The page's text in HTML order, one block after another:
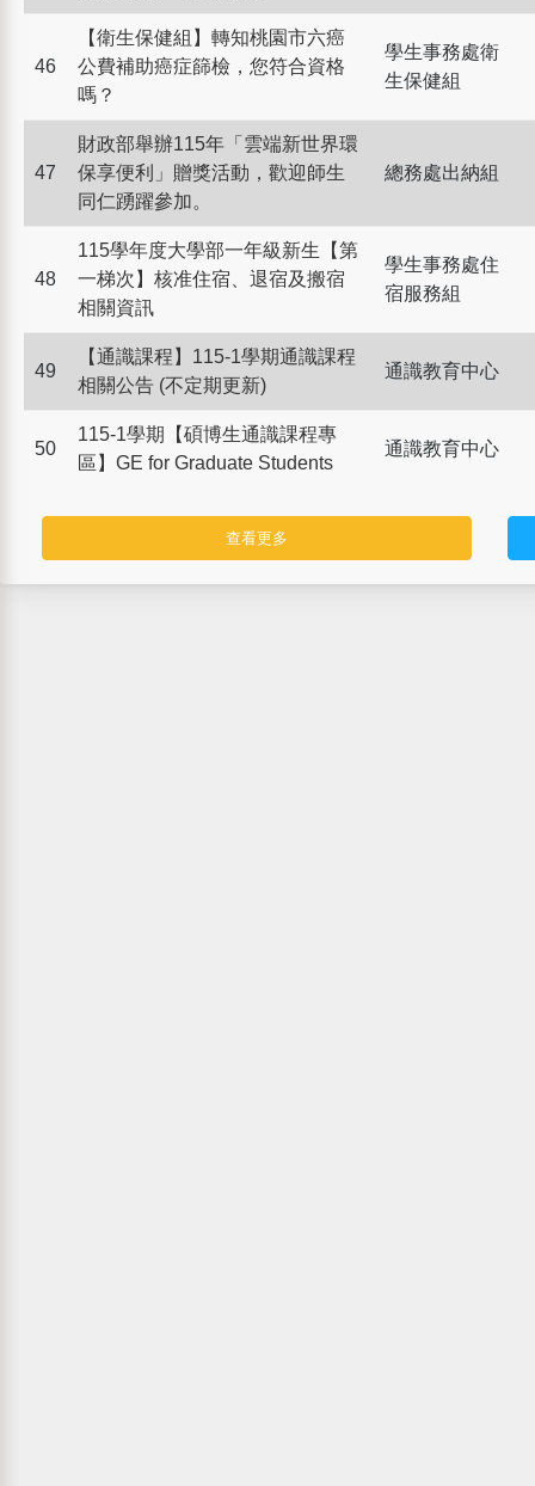
46
【衛生保健組】轉知桃園市六癌
公費補助癌症篩檢，您符合資格
嗎？
學生事務處衛
生保健組
47
財政部舉辦115年「雲端新世界環
保享便利」贈獎活動，歡迎師生
同仁踴躍參加。
總務處出納組
48
115學年度大學部一年級新生【第
一梯次】核准住宿、退宿及搬宿
相關資訊
學生事務處住
宿服務組
49
【通識課程】115-1學期通識課程
相關公告 (不定期更新)
通識教育中心
50
115-1學期【碩博生通識課程專
區】GE for Graduate Students
通識教育中心
查看更多